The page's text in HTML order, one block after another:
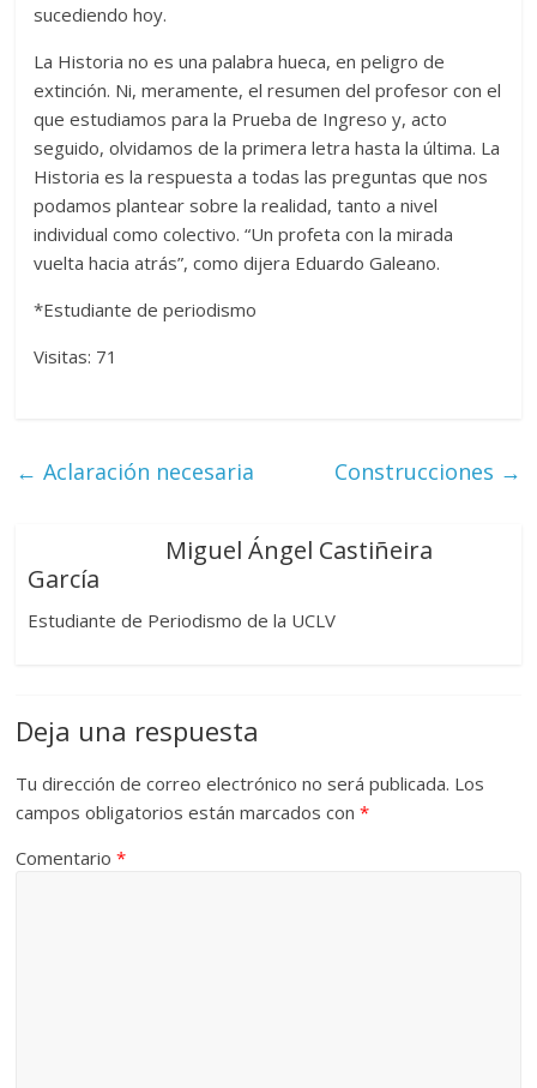
sucediendo hoy.
La Historia no es una palabra hueca, en peligro de
extinción. Ni, meramente, el resumen del profesor con el
que estudiamos para la Prueba de Ingreso y, acto
seguido, olvidamos de la primera letra hasta la última. La
Historia es la respuesta a todas las preguntas que nos
podamos plantear sobre la realidad, tanto a nivel
individual como colectivo. “Un profeta con la mirada
vuelta hacia atrás”, como dijera Eduardo Galeano.
*Estudiante de periodismo
Visitas: 71
← Aclaración necesaria Construcciones →
Miguel Ángel Castiñeira
García
Estudiante de Periodismo de la UCLV
Deja una respuesta
Tu dirección de correo electrónico no será publicada. Los
campos obligatorios están marcados con*
Comentario*